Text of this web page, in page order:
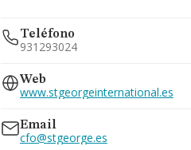
Teléfono
931293024
Web
www.stgeorgeinternational.es
Email
cfo@stgeorge.es